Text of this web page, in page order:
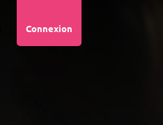
Connexion